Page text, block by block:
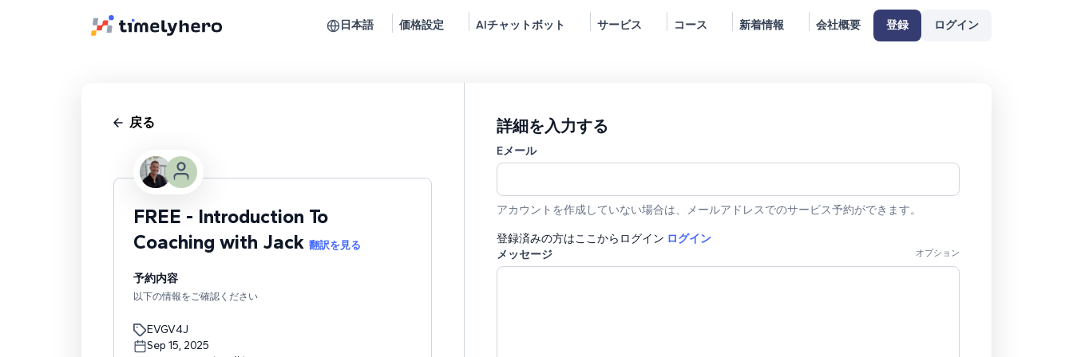
日本語 価格設定 AIチャットボット サービス コース 新着情報 会社概要 登録 ログイン
戻る
FREE - Introduction To
Coaching with Jack 翻訳を見る
予約内容
以下の情報をご確認ください
EVGV4J
Sep 15, 2025
詳細を入力する
Eメール
アカウントを作成していない場合は、メールアドレスでのサービス予約ができます。
登録済みの方はここからログイン ログイン
メッセージ
オプション